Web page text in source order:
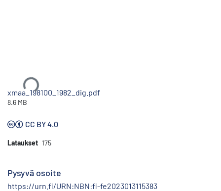
Ladataan...
xmaa_198100_1982_dig.pdf
8.6 MB
CC BY 4.0
Lataukset 175
Pysyvä osoite
https://urn.fi/URN:NBN:fi-fe2023013115383